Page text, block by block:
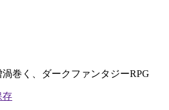
巻く、ダークファンタジーRPG